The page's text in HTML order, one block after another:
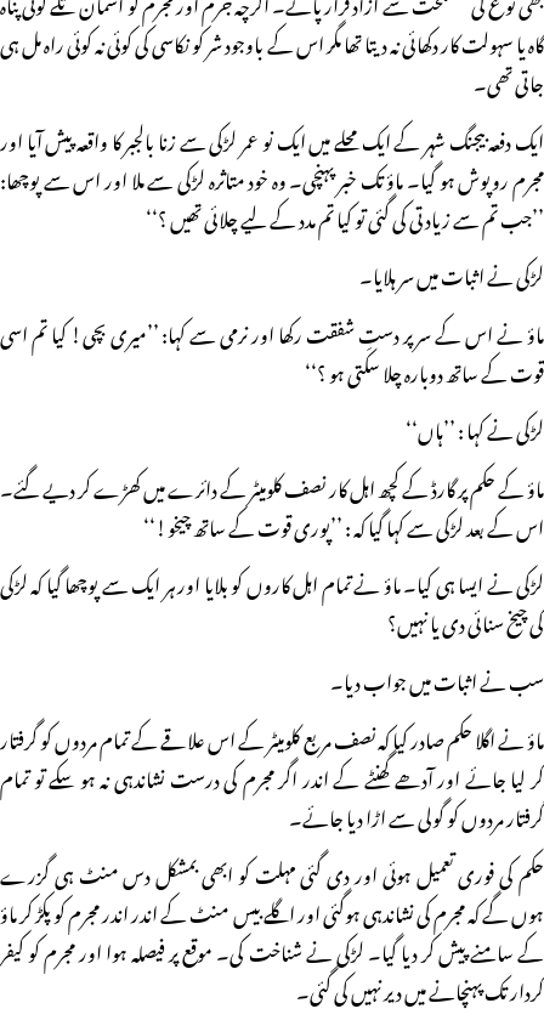
گاہ یا سہولت کار دکھائی نہ دیتا تھا مگر اس کے باوجود شر کو نکاسی کی کوئی نہ کوئی راہ مل ہی
جاتی تھی۔
ایک دفعہ بیجنگ شہر کے ایک محلے میں ایک نو عمر لڑکی سے زنا بالجبر کا واقعہ پیش آیا اور
مجرم روپوش ہو گیا۔ ماؤ تک خبر پہنچی۔ وہ خود متاثرہ لڑکی سے ملا اور اس سے پوچھا:
’’جب تم سے زیادتی کی گئی تو کیا تم مدد کے لیے چلائی تھیں ؟‘‘
لڑکی نے اثبات میں سر ہلایا۔
ماؤ نے اس کے سر پر دستِ شفقت رکھا اور نرمی سے کہا: ’’میری بچی! کیا تم اسی
قوت کے ساتھ دوبارہ چلا سکتی ہو ؟‘‘
لڑکی نے کہا : ’’ہاں‘‘
ماؤ کے حکم پر گارڈ کے کچھ اہل کار نصف کلومیٹر کے دائرے میں کھڑے کر دیے گئے۔
اس کے بعد لڑکی سے کہا گیا کہ : ’’پوری قوت کے ساتھ چیخو!‘‘
لڑکی نے ایسا ہی کیا۔ ماؤ نے تمام اہل کاروں کو بلایا اور ہر ایک سے پوچھا گیا کہ لڑکی
کی چیخ سنائی دی یا نہیں؟
سب نے اثبات میں جواب دیا۔
ماؤ نے اگلا حکم صادر کیا کہ نصف مربع کلومیٹر کے اس علاقے کے تمام مردوں کو گرفتار
کر لیا جائے اور آدھے گھنٹے کے اندر اگر مجرم کی درست نشاندہی نہ ہو سکے تو تمام
گرفتار مردوں کو گولی سے اڑا دیا جائے۔
حکم کی فوری تعمیل ہوئی اور دی گئی مہلت کو ابھی بمشکل دس منٹ ہی گزرے
ہوں گے کہ مجرم کی نشاندہی ہوگئی اور اگلے بیس منٹ کے اندر اندر مجرم کو پکڑ کر ماؤ
کے سامنے پیش کر دیا گیا۔ لڑکی نے شناخت کی۔ موقع پر فیصلہ ہوا اور مجرم کو کیفر
کردار تک پہنچانے میں دیر نہیں کی گئی۔